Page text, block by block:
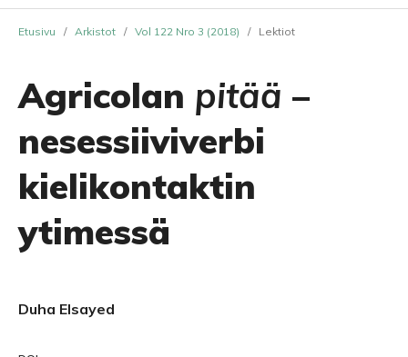
Etusivu / Arkistot / Vol 122 Nro 3 (2018) / Lektiot
Agricolan pitää –
nesessiiviverbi
kielikontaktin
ytimessä
Duha Elsayed